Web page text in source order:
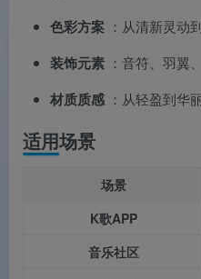
色彩方案 ：从清新灵动
装饰元素 ：音符、羽翼
材质质感 ：从轻盈到华
适用场景
场景
K歌APP
音乐社区